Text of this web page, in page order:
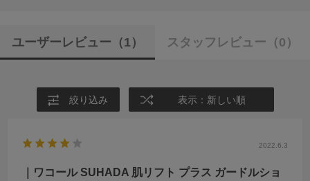
ユーザーレビュー （1） スタッフレビュー （0）
絞り込み 表示：新しい順
2022.6.3
｜ワコール SUHADA 肌リフト プラス ガードルショ